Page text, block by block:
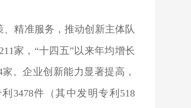
精准服务，推动创新主体队
家，“十四五”以来年均增长
。 企业创新能力显著提高，
3478件（其中发明专利518